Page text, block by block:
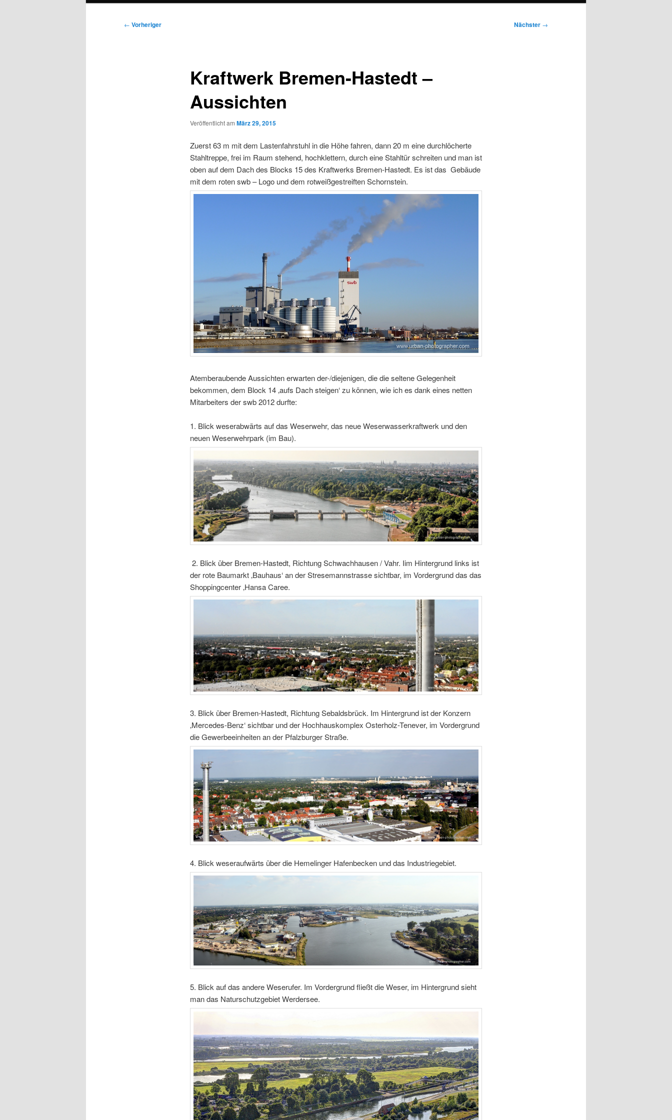
Beitragsnavigation
← Vorheriger Nächster →
Kraftwerk Bremen-Hastedt –
Aussichten
Veröffentlicht am März 29, 2015
Zuerst 63 m mit dem Lastenfahrstuhl in die Höhe fahren, dann 20 m eine durchlöcherte
Stahltreppe, frei im Raum stehend, hochklettern, durch eine Stahltür schreiten und man ist
oben auf dem Dach des Blocks 15 des Kraftwerks Bremen-Hastedt. Es ist das Gebäude
mit dem roten swb – Logo und dem rotweißgestreiften Schornstein.
Atemberaubende Aussichten erwarten der-/diejenigen, die die seltene Gelegenheit
bekommen, dem Block 14 ‚aufs Dach steigen‘ zu können, wie ich es dank eines netten
Mitarbeiters der swb 2012 durfte:
1. Blick weserabwärts auf das Weserwehr, das neue Weserwasserkraftwerk und den
neuen Weserwehrpark (im Bau).
2. Blick über Bremen-Hastedt, Richtung Schwachhausen / Vahr. Iim Hintergrund links ist
der rote Baumarkt ‚Bauhaus‘ an der Stresemannstrasse sichtbar, im Vordergrund das das
Shoppingcenter ‚Hansa Caree.
3. Blick über Bremen-Hastedt, Richtung Sebaldsbrück. Im Hintergrund ist der Konzern
‚Mercedes-Benz‘ sichtbar und der Hochhauskomplex Osterholz-Tenever, im Vordergrund
die Gewerbeeinheiten an der Pfalzburger Straße.
4. Blick weseraufwärts über die Hemelinger Hafenbecken und das Industriegebiet.
5. Blick auf das andere Weserufer. Im Vordergrund fließt die Weser, im Hintergrund sieht
man das Naturschutzgebiet Werdersee.